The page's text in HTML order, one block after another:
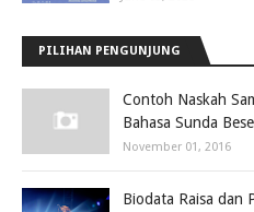
PILIHAN PENGUNJUNG
Contoh Naskah
Bahasa Sunda
November 01, 2016
Biodata Raisa dan